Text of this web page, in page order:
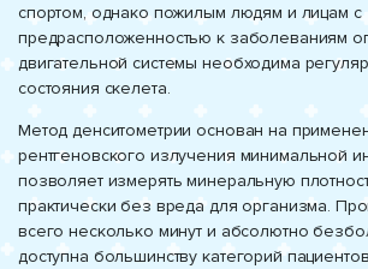
спортом, однако пожилым людям и лицам с
предрасположенностью к заболеваниям
двигательной системы необходима
состояния скелета.
Метод денситометрии основан на
рентгеновского излучения минимальной
позволяет измерять минеральную
практически без вреда для организма.
всего несколько минут и абсолютно
доступна большинству категорий